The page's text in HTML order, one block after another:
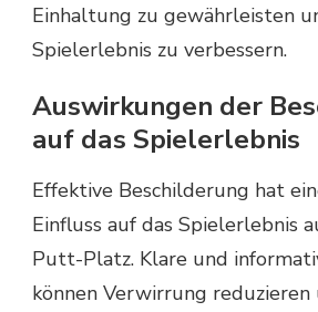
Einhaltung zu gewährleisten
Spielerlebnis zu verbessern.
Auswirkungen der
auf das Spielerlebnis
Effektive Beschilderung hat
Einfluss auf das Spielerlebnis
Putt-Platz. Klare und
können Verwirrung reduzieren